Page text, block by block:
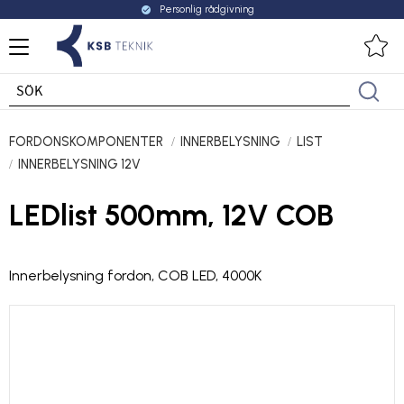
Meny
check_circle Personlig rådgivning
FORDONSKOMPONENTER INNERBELYSNING
LIST
INNERBELYSNING 12V
LEDlist 500mm, 12V COB
Innerbelysning fordon, COB LED, 4000K